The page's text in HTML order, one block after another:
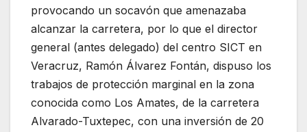
provocando un socavón que amenazaba
alcanzar la carretera, por lo que el director
general (antes delegado) del centro SICT en
Veracruz, Ramón Álvarez Fontán, dispuso los
trabajos de protección marginal en la zona
conocida como Los Amates, de la carretera
Alvarado-Tuxtepec, con una inversión de 20